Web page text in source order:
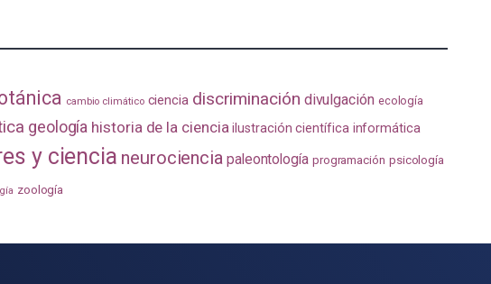
cambio climático ciencia discriminación divulgación ecología
geología historia de la ciencia ilustración científica informática
y ciencia neurociencia paleontología programación psicología
zoología